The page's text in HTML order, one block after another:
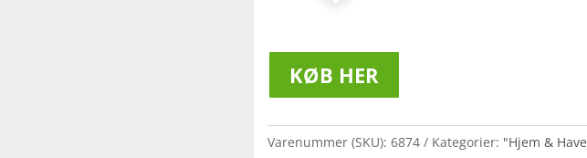
KØB HER
Varenummer (SKU): 6874 Kategorier: "Hjem & Have